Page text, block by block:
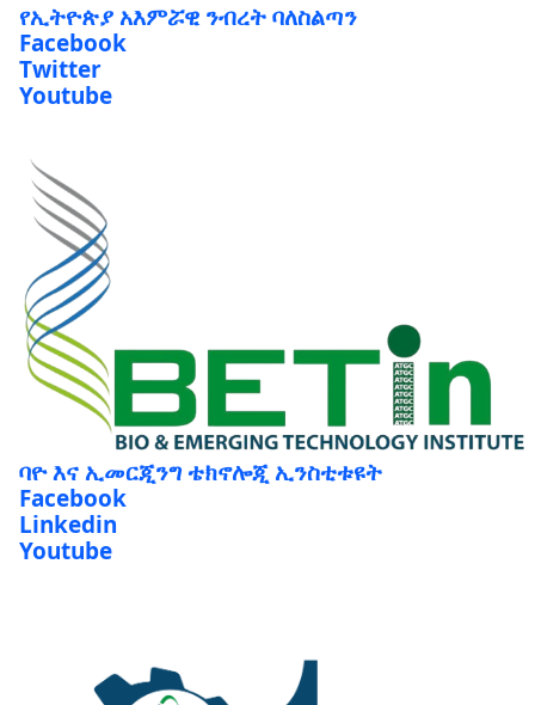
የኢትዮጵያ አእምሯዊ ንብረት ባለስልጣን
Facebook
Twitter
Youtube
ባዮ እና ኢመርጂንግ ቴክኖሎጂ ኢንስቲቱዩት
Facebook
Linkedin
Youtube